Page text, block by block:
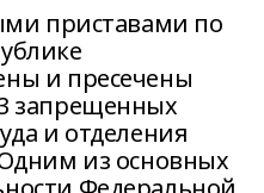
приставами по
и пресечены
запрещенных
и отделения
из основных